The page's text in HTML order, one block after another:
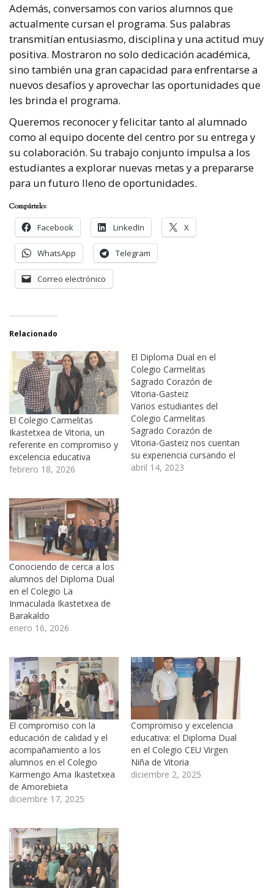
Además, conversamos con varios alumnos que
actualmente cursan el programa. Sus palabras
transmitían entusiasmo, disciplina y una actitud muy
positiva. Mostraron no solo dedicación académica,
sino también una gran capacidad para enfrentarse a
nuevos desafíos y aprovechar las oportunidades que
les brinda el programa.
Queremos reconocer y felicitar tanto al alumnado
como al equipo docente del centro por su entrega y
su colaboración. Su trabajo conjunto impulsa a los
estudiantes a explorar nuevas metas y a prepararse
para un futuro lleno de oportunidades.
Compártelo:
Facebook
LinkedIn X
WhatsApp Telegram
Correo electrónico
Relacionado
El Colegio Carmelitas
Ikastetxea de Vitoria, un
referente en compromiso y
excelencia educativa
febrero 18, 2026
El Diploma Dual en el
Colegio Carmelitas
Sagrado Corazón de
Vitoria-Gasteiz
Varios estudiantes del
Colegio Carmelitas
Sagrado Corazón de
Vitoria-Gasteiz nos cuentan
su experiencia cursando el
Diploma Dual. El Diploma
abril 14, 2023
Conociendo de cerca a los
alumnos del Diploma Dual
en el Colegio La
Inmaculada Ikastetxea de
Barakaldo
enero 16, 2026
El compromiso con la
educación de calidad y el
acompañamiento a los
alumnos en el Colegio
Karmengo Ama Ikastetxea
de Amorebieta
diciembre 17, 2025
Compromiso y excelencia
educativa: el Diploma Dual
en el Colegio CEU Virgen
Niña de Vitoria
diciembre 2, 2025